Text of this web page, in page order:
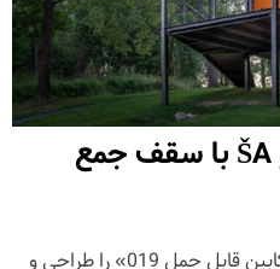
کابین مدولار استودیو ŠA با سقف جمع
استودیو معماری لیتوانیایی ŠA «کابین قابل حمل 019» را طراحی و